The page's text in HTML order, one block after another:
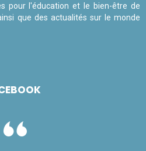
pour l'éducation et le bien-être de
que des actualités sur le monde